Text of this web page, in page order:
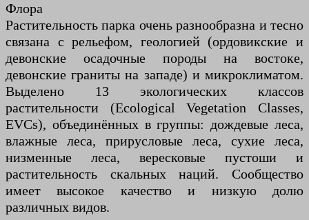
Флора
Растительность парка очень разнообразна и тесно
связана с рельефом, геологией (ордовикские и
девонские осадочные породы на востоке,
девонские граниты на западе) и микроклиматом.
Выделено 13 экологических классов
растительности (Ecological Vegetation Classes,
EVCs), объединённых в группы: дождевые леса,
влажные леса, прирусловые леса, сухие леса,
низменные леса, вересковые пустоши и
растительность скальных наций. Сообщество
имеет высокое качество и низкую долю
различных видов.